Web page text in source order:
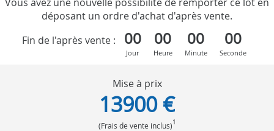
déposant un ordre d'achat d'après vente.
Fin de l'après vente :
00
Jour
00
Heure
00
Minute
00
Seconde
Mise à prix
13900 €
(Frais de vente inclus)1